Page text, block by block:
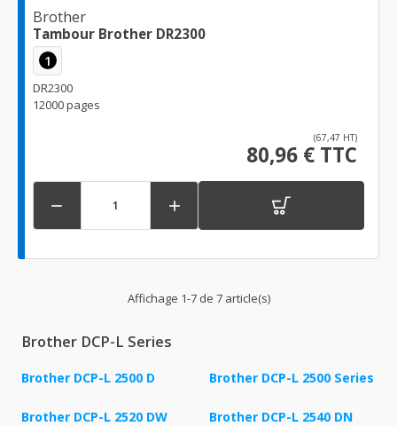
Brother
Tambour Brother DR2300
1
DR2300
12000 pages
(67,47 HT)
80,96 € TTC
 
Affichage 1-7 de 7 article(s)
Brother DCP-L Series
Brother DCP-L 2500 D Brother DCP-L 2500 Series
Brother DCP-L 2520 DW Brother DCP-L 2540 DN